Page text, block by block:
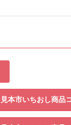
本市いちおし商品